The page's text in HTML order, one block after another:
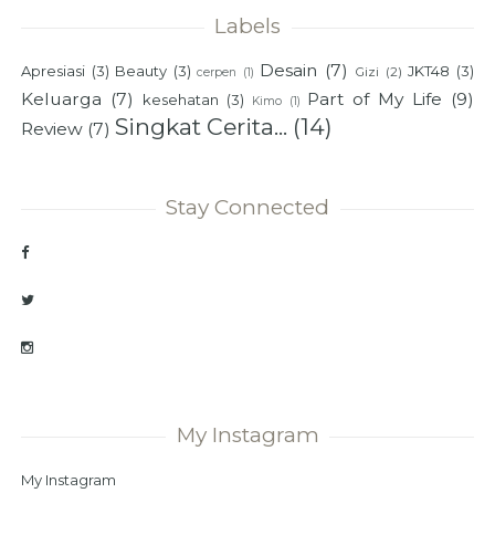
Labels
Apresiasi (3) Beauty (3) cerpen (1) Desain (7) Gizi (2) JKT48 (3)
Keluarga (7) kesehatan (3) Kimo (1) Part of My Life (9)
Review (7) Singkat Cerita... (14)
Stay Connected
My Instagram
My Instagram